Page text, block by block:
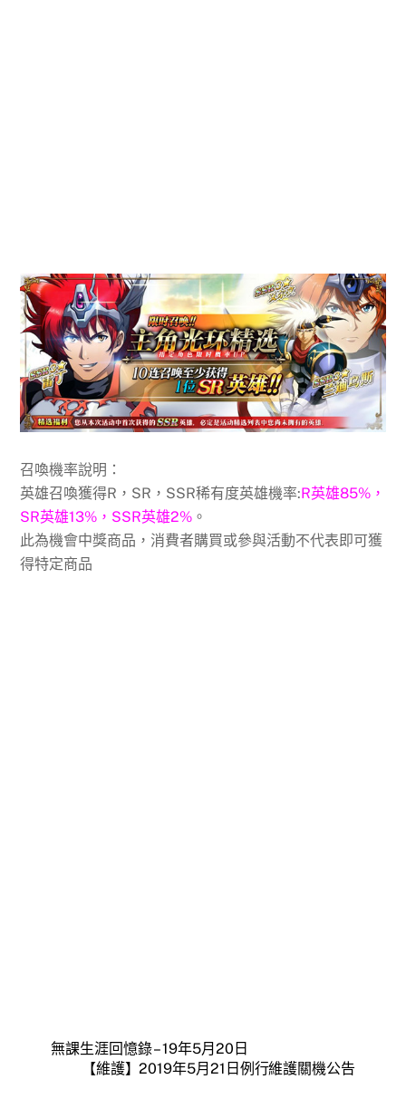
召喚機率說明：
英雄召喚獲得R，SR，SSR稀有度英雄機率:R英雄85%，
SR英雄13%，SSR英雄2% 。
此為機會中獎商品，消費者購買或參與活動不代表即可獲
得特定商品
無課生涯回憶錄 – 19年5月20日
【維護】2019年5月21日例行維護關機公告